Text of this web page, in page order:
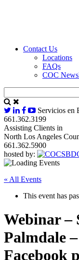
Contact Us
Locations
FAQs
COC
Servicios en
661.362.3199
Assisting Clients in
North Los Angeles
661.362.5900
hosted by:
« All Events
This event has
Webinar –
Palmdale
Facebook